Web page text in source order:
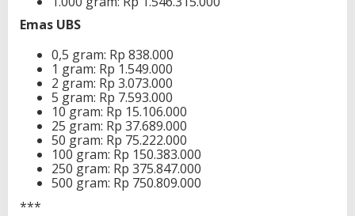
Emas UBS
0,5 gram: Rp 838.000
1 gram: Rp 1.549.000
2 gram: Rp 3.073.000
5 gram: Rp 7.593.000
10 gram: Rp 15.106.000
25 gram: Rp 37.689.000
50 gram: Rp 75.222.000
100 gram: Rp 150.383.000
250 gram: Rp 375.847.000
500 gram: Rp 750.809.000
***